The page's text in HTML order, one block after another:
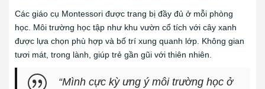
Các giáo cụ Montessori được trang bị đầy đủ ở mỗi phòng
học. Môi trường học tập như khu vườn cổ tích với cây xanh
được lựa chọn phù hợp và bố trí xung quanh lớp. Không gian
tươi mát, trong lành, giúp trẻ gần gũi với thiên nhiên.
“Mình cực kỳ ưng ý môi trường học ở